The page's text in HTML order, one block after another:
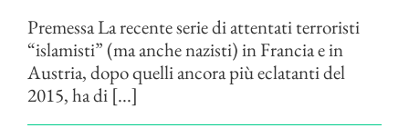
Premessa La recente serie di attentati terroristi
“islamisti” (ma anche nazisti) in Francia e in
Austria, dopo quelli ancora più eclatanti del
2015, ha di [...]